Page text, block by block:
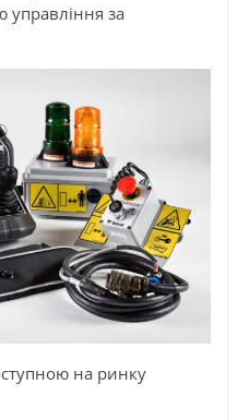
управління за
на ринку